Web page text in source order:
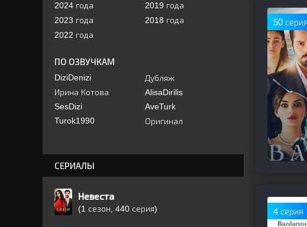
50 серия
4 серия
2024 года
2023 года
2022 года
2019 года
2018 года
ПО ОЗВУЧКАМ
DiziDenizi
Ирина Котова
SesDizi
Turok1990
Дубляж
AlisaDirilis
AveTurk
Оригинал
СЕРИАЛЫ
Невеста
(1 сезон, 440 серия)